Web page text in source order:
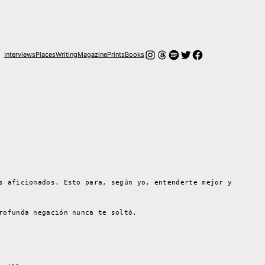
InterviewsPlacesWritingMagazinePrintsBooksInstagram
Hilos
Spotify
Twitter
Facebook
aficionados. Esto para, según yo, entenderte mejor y
negación nunca te soltó.